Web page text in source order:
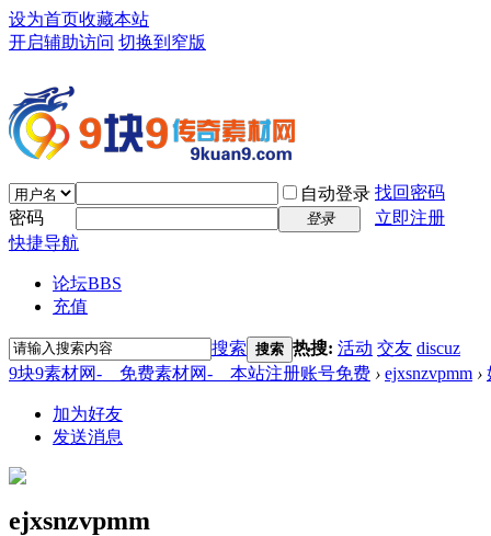
设为首页收藏本站
开启辅助访问 切换到窄版
自动登录 找回密码
密码
登录
立即注册
快捷导航
论坛BBS
充值
搜索 搜索 热搜: 活动 交友 discuz
9块9素材网-＿免费素材网-＿本站注册账号免费 › ejxsnzvpmm ›
加为好友
发送消息
ejxsnzvpmm